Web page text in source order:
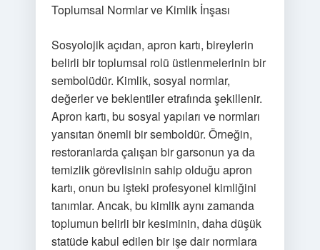
Toplumsal Normlar ve Kimlik İnşası
Sosyolojik açıdan, apron kartı, bireylerin
belirli bir toplumsal rolü üstlenmelerinin bir
sembolüdür. Kimlik, sosyal normlar,
değerler ve beklentiler etrafında şekillenir.
Apron kartı, bu sosyal yapıları ve normları
yansıtan önemli bir semboldür. Örneğin,
restoranlarda çalışan bir garsonun ya da
temizlik görevlisinin sahip olduğu apron
kartı, onun bu işteki profesyonel kimliğini
tanımlar. Ancak, bu kimlik aynı zamanda
toplumun belirli bir kesiminin, daha düşük
statüde kabul edilen bir işe dair normlara